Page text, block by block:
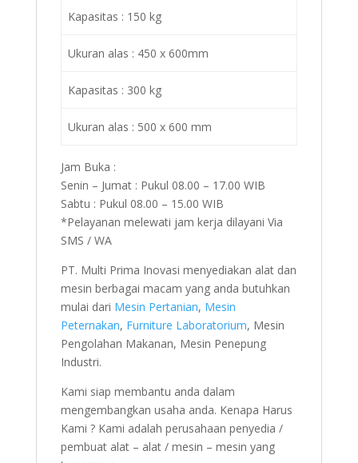
Kapasitas : 150 kg
Ukuran alas : 450 x 600mm
Kapasitas : 300 kg
Ukuran alas : 500 x 600 mm
Jam Buka :
Senin – Jumat : Pukul 08.00 – 17.00 WIB
Sabtu : Pukul 08.00 – 15.00 WIB
*Pelayanan melewati jam kerja dilayani Via
SMS / WA
PT. Multi Prima Inovasi menyediakan alat dan
mesin berbagai macam yang anda butuhkan
mulai dari Mesin Pertanian, Mesin
Peternakan, Furniture Laboratorium, Mesin
Pengolahan Makanan, Mesin Penepung
Industri.
Kami siap membantu anda dalam
mengembangkan usaha anda. Kenapa Harus
Kami ? Kami adalah perusahaan penyedia /
pembuat alat – alat / mesin – mesin yang